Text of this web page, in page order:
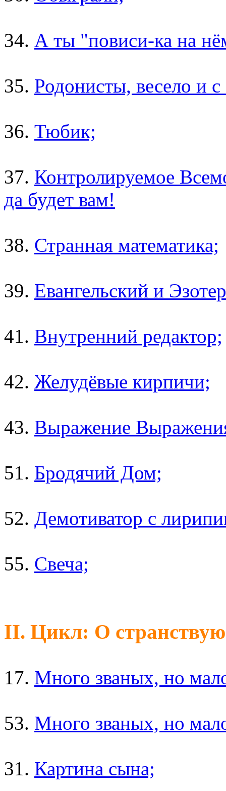
34. А ты "повиси-ка на
35. Родонисты, весело и
36. Тюбик;
37. Контролируемое
да будет вам!
38. Странная математика;
39. Евангельский и
41. Внутренний редактор;
42. Желудёвые кирпичи;
43. Выражение
51. Бродячий Дом;
52. Демотиватор с
55. Свеча;
II. Цикл: О
17. Много званых, но
53. Много званых, но
31. Картина сына;